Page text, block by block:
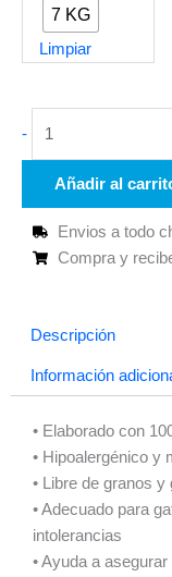
7 KG
Limpiar
-
CAT
STERILIZED
cantidad
Añadir al
Envios a todo
Compra y
Descripción
Información
• Elaborado con
• Hipoalergénico y
• Libre de granos y
• Adecuado para
intolerancias
• Ayuda a